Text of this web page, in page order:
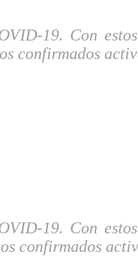
19. Con
confirmados
19. Con
confirmados